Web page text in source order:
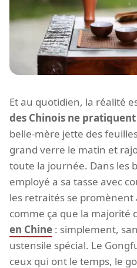
Et au quotidien, la réalité
des Chinois ne
belle-mère jette des
grand verre le matin et
toute la journée. Dans les
employé a sa tasse avec
les retraités se
comme ça que la majorité
en Chine : simplement,
ustensile spécial. Le
ceux qui ont le temps, le